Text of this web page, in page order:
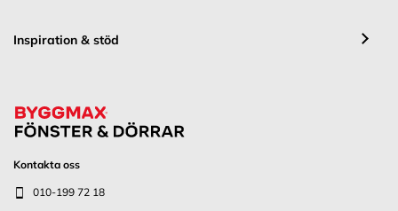
Inspiration & stöd
Kontakta oss
010-199 72 18